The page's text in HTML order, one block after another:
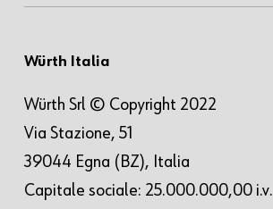
Würth Italia
Würth Srl © Copyright 2022
Via Stazione, 51
39044 Egna (BZ), Italia
Capitale sociale: 25.000.000,00 i.v.